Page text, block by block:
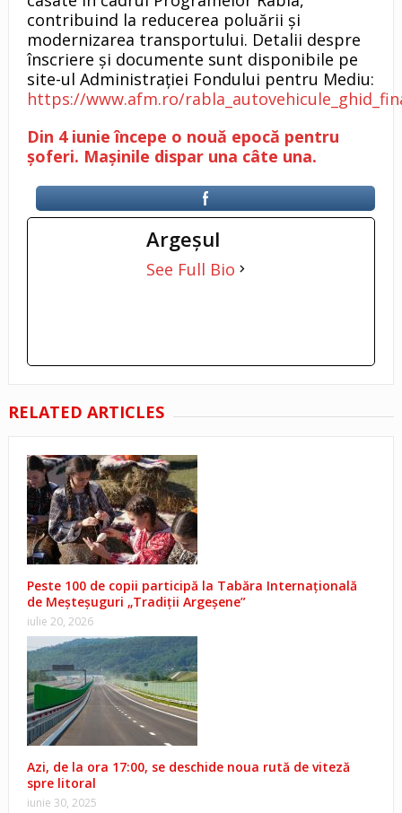
contribuind la reducerea poluării și
modernizarea transportului. Detalii despre
înscriere și documente sunt disponibile pe
site-ul Administrației Fondului pentru Mediu:
https://www.afm.ro/
Din 4 iunie începe o nouă epocă pentru
șoferi. Mașinile dispar una câte una.
Argeşul
See Full Bio
RELATED ARTICLES
Peste 100 de copii participă la Tabăra Internațională
de Meșteșuguri „Tradiții Argeșene”
iulie 20, 2026
Azi, de la ora 17:00, se deschide noua rută de viteză
spre litoral
iunie 30, 2025